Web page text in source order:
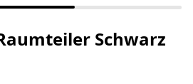
Schwarz